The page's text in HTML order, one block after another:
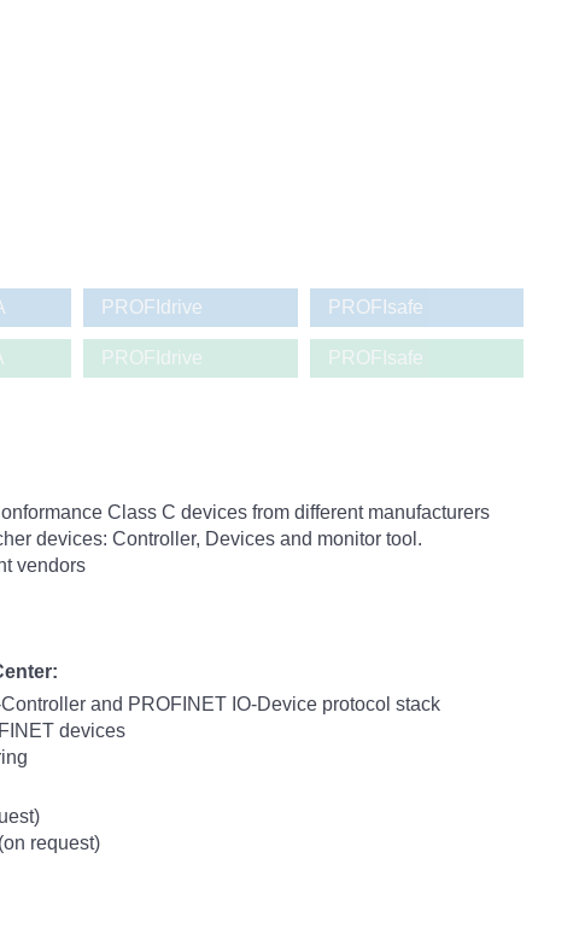
PROFIdrive PROFIsafe
PROFIdrive PROFIsafe
Class C devices from different manufacturers
devices: Controller, Devices and monitor tool.
vendors
and PROFINET IO-Device protocol stack
devices
(on request)